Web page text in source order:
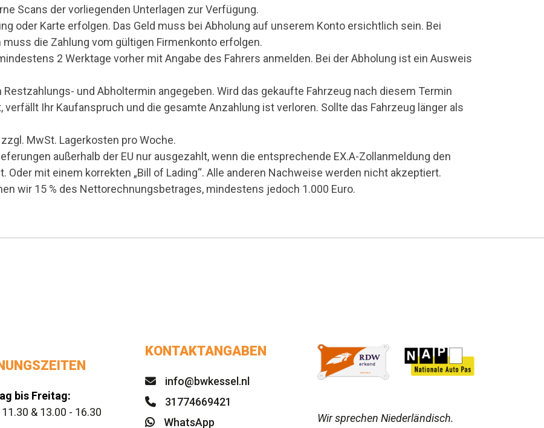
Scans der vorliegenden Unterlagen zur Verfügung.
oder Karte erfolgen. Das Geld muss bei Abholung auf unserem Konto ersichtlich sein. Bei
die Zahlung vom gültigen Firmenkonto erfolgen.
2 Werktage vorher mit Angabe des Fahrers anmelden. Bei der Abholung ist ein Ausweis
und Abholtermin angegeben. Wird das gekaufte Fahrzeug nach diesem Termin
Ihr Kaufanspruch und die gesamte Anzahlung ist verloren. Sollte das Fahrzeug länger als
MwSt. Lagerkosten pro Woche.
außerhalb der EU nur ausgezahlt, wenn die entsprechende EX.A-Zollanmeldung den
Oder mit einem korrekten „Bill of Lading“. Alle anderen Nachweise werden nicht akzeptiert.
wir 15 % des Nettorechnungsbetrages, mindestens jedoch 1.000 Euro.
bis Freitag:
& 13.00 - 16.30
KONTAKTANGABEN
info@bwkessel.nl
31774669421
WhatsApp
Wir sprechen Niederländisch.